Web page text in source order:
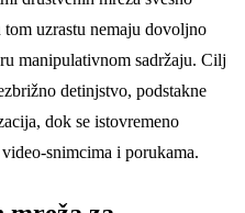
uzrastu nemaju dovoljno
manipulativnom sadržaju. Cilj
detinjstvo, podstakne
dok se istovremeno
snimcima i porukama.